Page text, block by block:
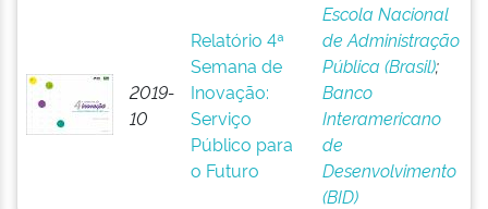
2019-
10
Relatório 4ª
Semana de
Inovação:
Serviço
Público para
o Futuro
Escola Nacional
de Administração
Pública (Brasil);
Banco
Interamericano
de
Desenvolvimento
(BID)